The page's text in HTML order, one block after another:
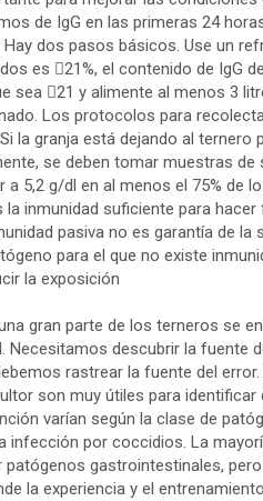
de IgG en las primeras 24
dos pasos básicos. Use un
es 21%, el contenido de IgG
sea 21 y alimente al menos 3
Los protocolos para
la granja está dejando al ternero
se deben tomar muestras
5,2 g/dl en al menos el 75% de
inmunidad suficiente para
pasiva no es garantía de
para el que no existe
la exposición
gran parte de los terneros se
descubrir la fuente
rastrear la fuente del
son muy útiles para
varían según la clase de
infección por coccidios. La
gastrointestinales,
la experiencia y el